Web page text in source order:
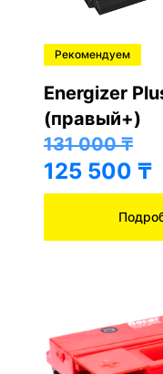
Рекомендуем
Energizer
(правый+)
131 000₸
125 500 ₸